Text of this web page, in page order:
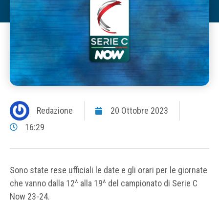
Redazione
20 Ottobre 2023
16:29
Sono state rese ufficiali le date e gli orari per le giornate
che vanno dalla 12^ alla 19^ del campionato di Serie C
Now 23-24.